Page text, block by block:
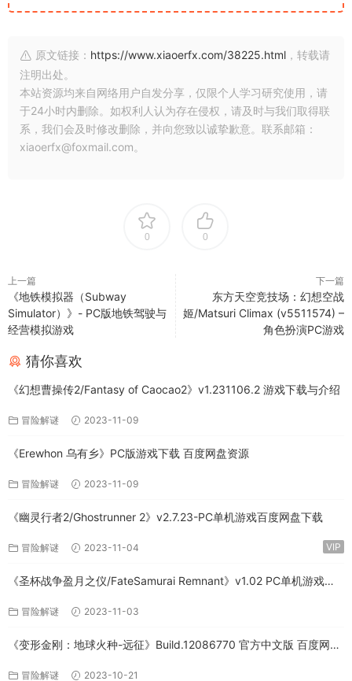
原文链接： https://www.xiaoerfx.com/38225.html ，转载请
注明出处。
本站资源均来自网络用户自发分享，仅限个人学习研究使用，请
于24小时内删除。如权利人认为存在侵权，请及时与我们取得联
系，我们会及时修改删除，并向您致以诚挚歉意。联系邮箱：
xiaoerfx@foxmail.com。
0 0
上一篇
《地铁模拟器（Subway
Simulator）》- PC版地铁驾驶与
经营模拟游戏
下一篇
东方天空竞技场：幻想空战
姬/Matsuri Climax (v5511574) –
角色扮演PC游戏
猜你喜欢
《幻想曹操传2/Fantasy of Caocao2》v1.231106.2 游戏下载与介绍
冒险解谜 2023-11-09
《Erewhon 乌有乡》PC版游戏下载 百度网盘资源
冒险解谜 2023-11-09
《幽灵行者2/Ghostrunner 2》v2.7.23-PC单机游戏百度网盘下载
冒险解谜 2023-11-04 VIP
《圣杯战争盈月之仪/FateSamurai Remnant》v1.02 PC单机游戏下
冒险解谜 2023-11-03
《变形金刚：地球火种-远征》Build.12086770 官方中文版 百度网盘
冒险解谜 2023-10-21